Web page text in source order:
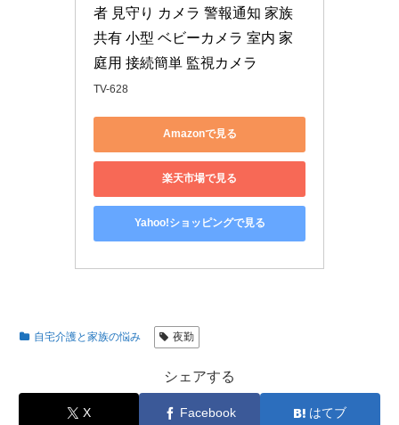
者 見守り カメラ 警報通知 家族
共有 小型 ベビーカメラ 室内 家
庭用 接続簡単 監視カメラ
TV-628
Amazonで見る
楽天市場で見る
Yahoo!ショッピングで見る
自宅介護と家族の悩み 夜勤
シェアする
X Facebook はてブ